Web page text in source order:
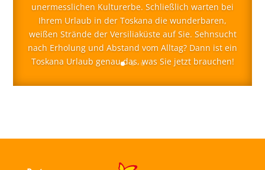
unermesslichen Kulturerbe. Schließlich warten bei
Ihrem Urlaub in der Toskana die wunderbaren,
weißen Strände der Versiliaküste auf Sie. Sehnsucht
nach Erholung und Abstand vom Alltag? Dann ist ein
Toskana Urlaub genau das, was Sie jetzt brauchen!